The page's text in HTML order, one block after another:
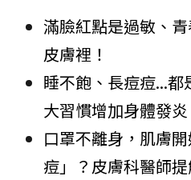
滿臉紅點是過敏、
皮膚裡！
睡不飽、長痘痘...
大習慣增加身體發炎
口罩不離身，肌膚
痘」？皮膚科醫師